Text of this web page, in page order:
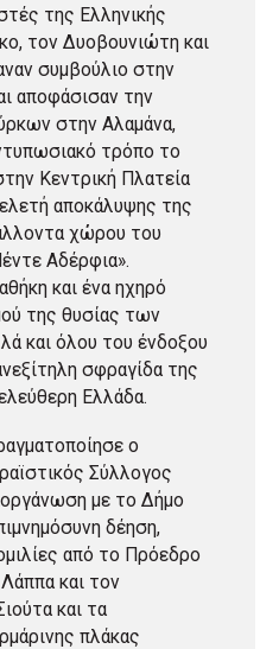
της Ελληνικής
τον Δυοβουνιώτη και
συμβούλιο στην
αποφάσισαν την
στην Αλαμάνα,
τρόπο το
Κεντρική Πλατεία
αποκάλυψης της
χώρου του
Αδέρφια».
και ένα ηχηρό
της θυσίας των
και όλου του ένδοξου
σφραγίδα της
Ελλάδα.
ο
Σύλλογος
με το Δήμο
δέηση,
από το Πρόεδρο
και τον
και τα
πλάκας